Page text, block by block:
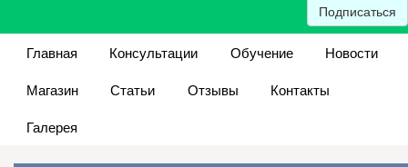
Подписаться
Главная Консультации Обучение
Новости
Магазин
Статьи Отзывы
Контакты
Галерея